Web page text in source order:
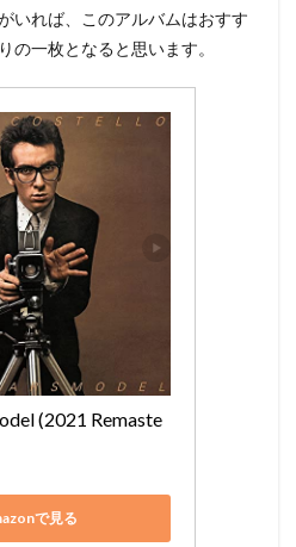
いれば、このアルバムはおすす
の一枚となると思います。
(2021 Remaste
で見る